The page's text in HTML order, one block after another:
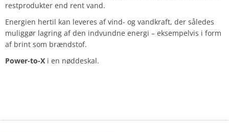
restprodukter end rent vand.
Energien hertil kan leveres af vind- og vandkraft, der således
muliggør lagring af den indvundne energi – eksempelvis i form
af brint som brændstof.
Power-to-X i en nøddeskal.